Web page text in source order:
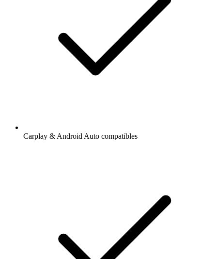
Carplay & Android Auto compatibles